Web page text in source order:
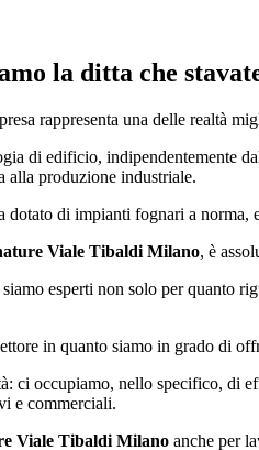
la ditta che
rappresenta una delle realtà
di edificio, indipendentemente
alla produzione industriale.
dotato di impianti fognari a norma,
Viale Tibaldi Milano, è
esperti non solo per quanto
in quanto siamo in grado di
ci occupiamo, nello specifico, di
e commerciali.
Viale Tibaldi Milano anche per